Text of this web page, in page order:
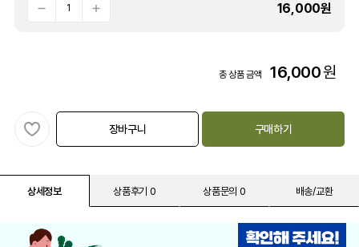
16,000원
총 상품 금액 16,000원
장바구니 구매하기
상세정보 상품후기 0 상품문의 0 배송/교환